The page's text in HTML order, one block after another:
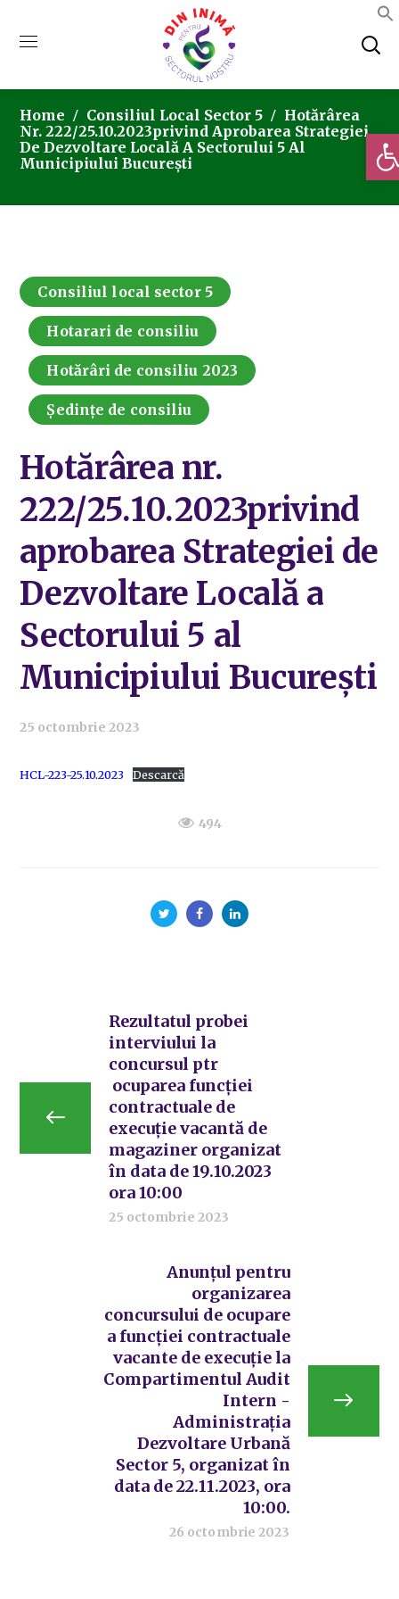
Home Consiliul Local Sector 5
Hotărârea
Nr. 222/25.10.2023privind Aprobarea Strategiei
De Dezvoltare Locală A Sectorului 5 Al
Municipiului București
Consiliul local sector 5
Hotarari de consiliu
Hotărâri de consiliu 2023
Ședințe de consiliu
Hotărârea nr.
222/25.10.2023privind
aprobarea Strategiei de
Dezvoltare Locală a
Sectorului 5 al
Municipiului București
25 octombrie 2023
HCL-223-25.10.2023 Descarcă
494
Rezultatul probei
interviului la
concursul ptr
ocuparea funcției
contractuale de
execuție vacantă de
magaziner organizat
în data de 19.10.2023
ora 10:00
25 octombrie 2023
Anunțul pentru
organizarea
concursului de ocupare
a funcției contractuale
vacante de execuție la
Compartimentul Audit
Intern -
Administrația
Dezvoltare Urbană
Sector 5, organizat în
data de 22.11.2023, ora
10:00.
26 octombrie 2023